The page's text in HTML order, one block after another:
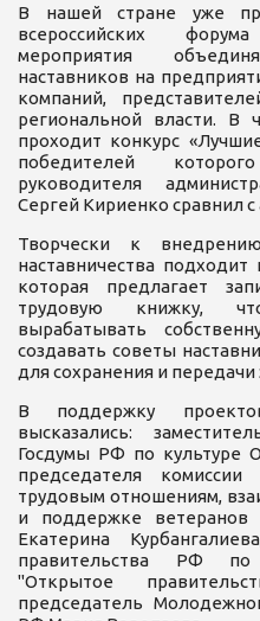
В нашей стране уже
всероссийских
мероприятия
наставников на
компаний,
региональной власти. В
проходит конкурс
победителей
руководителя
Сергей Кириенко сравнил с
Творчески к
наставничества
которая предлагает
трудовую книжку,
вырабатывать
создавать советы
для сохранения и
В поддержку
высказались:
Госдумы РФ по культуре
председателя
трудовым отношениям,
и поддержке
Екатерина
правительства РФ
"Открытое
председатель